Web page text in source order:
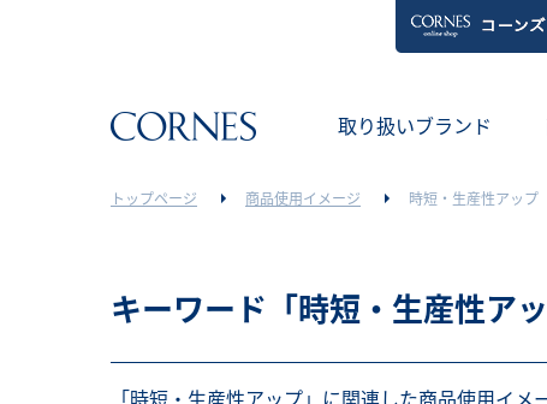
取り扱いブランド
トップページ 商品使用イメージ 時短・生産性アップ
キーワード「時短・生産性ア